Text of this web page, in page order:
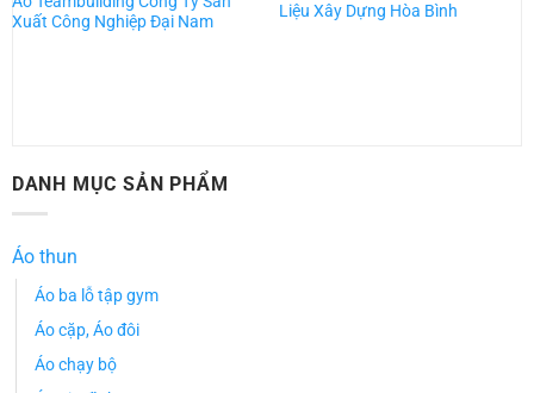
Xuất Công Nghiệp Đại Nam
Liệu Xây Dựng Hòa Bình
DANH MỤC SẢN PHẨM
Áo thun
Áo ba lỗ tập gym
Áo cặp, Áo đôi
Áo chạy bộ